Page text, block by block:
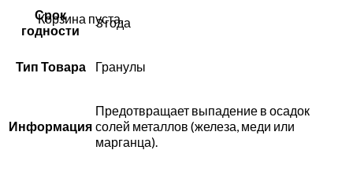
Корзина пуста.
Срок
годности
3 года
Тип Товара Гранулы
Информация
Предотвращает выпадение в осадок
солей металлов (железа, меди или
марганца).